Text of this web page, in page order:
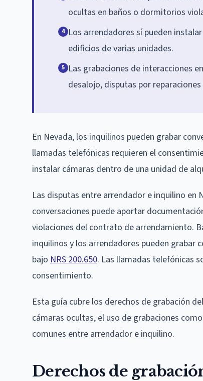
ocultas en baños o dormitorios
4 Los arrendadores sí pueden
edificios de varias unidades.
5 Las grabaciones de interacciones
desalojo, disputas por
En Nevada, los inquilinos pueden grabar
llamadas telefónicas requieren el
instalar cámaras dentro de una unidad de
Las disputas entre arrendador e inquilino en
conversaciones puede aportar
violaciones del contrato de arrendamiento.
inquilinos y los arrendadores pueden grabar
bajo NRS 200.650. Las llamadas telefónicas
consentimiento.
Esta guía cubre los derechos de grabación
cámaras ocultas, el uso de grabaciones
comunes entre arrendador e inquilino.
Derechos de